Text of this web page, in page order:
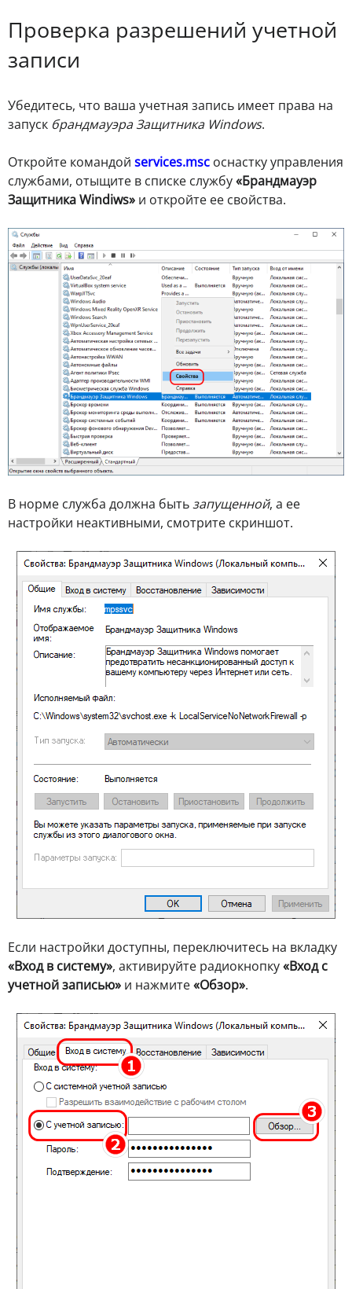
Проверка разрешений учетной
записи
Убедитесь, что ваша учетная запись имеет права на
запуск брандмауэра Защитника Windows.
Откройте командой services.msc оснастку управления
службами, отыщите в списке службу«Брандмауэр
Защитника Windiws» и откройте ее свойства.
В норме служба должна бытьзапущенной, а ее
настройки неактивными, смотрите скриншот.
Если настройки доступны, переключитесь на вкладку
«Вход в систему», активируйте радиокнопку«Вход с
учетной записью» и нажмите«Обзор».